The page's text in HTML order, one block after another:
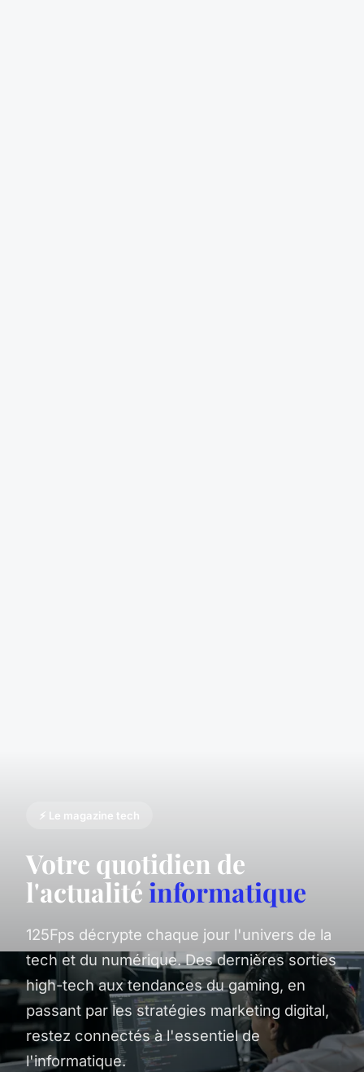
⚡ Le magazine tech
Votre quotidien de
l'actualité informatique
125Fps décrypte chaque jour l'univers de la
tech et du numérique. Des dernières sorties
high-tech aux tendances du gaming, en
passant par les stratégies marketing digital,
restez connectés à l'essentiel de
l'informatique.